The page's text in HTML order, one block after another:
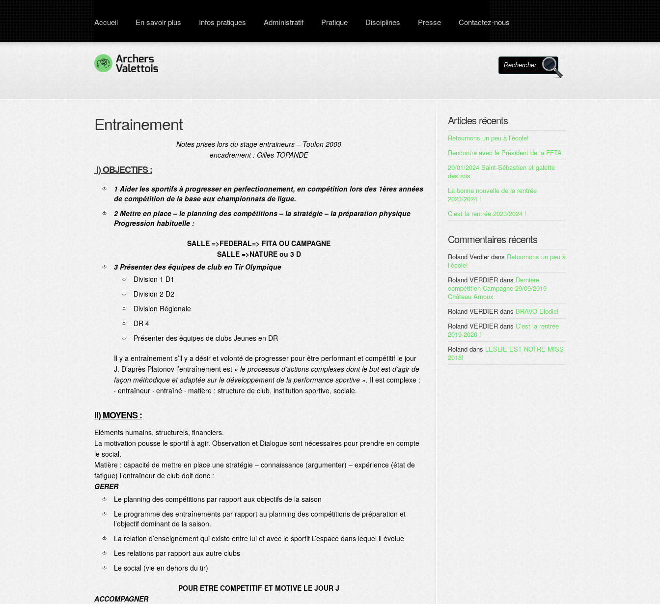
Accueil En savoir plus Infos pratiques Administratif Pratique Disciplines Presse Contactez-nous
Entrainement
Notes prises lors du stage entraineurs – Toulon 2000
encadrement : Gilles TOPANDE
I) OBJECTIFS :
1 Aider les sportifs à progresser en perfectionnement, en compétition lors des 1ères années
de compétition de la base aux championnats de ligue.
2 Mettre en place – le planning des compétitions – la stratégie – la préparation physique
Progression habituelle :
SALLE =>FEDERAL=> FITA OU CAMPAGNE
SALLE =>NATURE ou 3 D
3 Présenter des équipes de club en Tir Olympique
Division 1 D1
Division 2 D2
Division Régionale
DR 4
Présenter des équipes de clubs Jeunes en DR
Il y a entraînement s’il y a désir et volonté de progresser pour être performant et compétitif le jour
J. D’après Platonov l’entraînement est « le processus d’actions complexes dont le but est d’agir de
façon méthodique et adaptée sur le développement de la performance sportive ». Il est complexe :
· entraîneur · entraîné · matière : structure de club, institution sportive, sociale.
II) MOYENS :
Eléments humains, structurels, financiers.
La motivation pousse le sportif à agir. Observation et Dialogue sont nécessaires pour prendre en compte
le social.
Matière : capacité de mettre en place une stratégie – connaissance (argumenter) – expérience (état de
fatigue) l’entraîneur de club doit donc :
GERER
Le planning des compétitions par rapport aux objectifs de la saison
Le programme des entraînements par rapport au planning des compétitions de préparation et
l’objectif dominant de la saison.
La relation d’enseignement qui existe entre lui et avec le sportif L’espace dans lequel il évolue
Les relations par rapport aux autre clubs
Le social (vie en dehors du tir)
POUR ETRE COMPETITIF ET MOTIVE LE JOUR J
ACCOMPAGNER
Articles récents
Retournons un peu à l’école!
Rencontre avec le Président de la FFTA
20/01/2024 Saint-Sébastien et galette
des rois
La bonne nouvelle de la rentrée
2023/2024 !
C’est la rentrée 2023/2024 !
Commentaires récents
Roland Verdierdans Retournons un peu à
l’école!
Roland VERDIER dans Dernière
compétition Campagne 29/09/2019
Château Arnoux
Roland VERDIER dans BRAVO Elodie!
Roland VERDIER dans C’est la rentrée
2019-2020 !
Roland dans LESLIE EST NOTRE MISS
2018!